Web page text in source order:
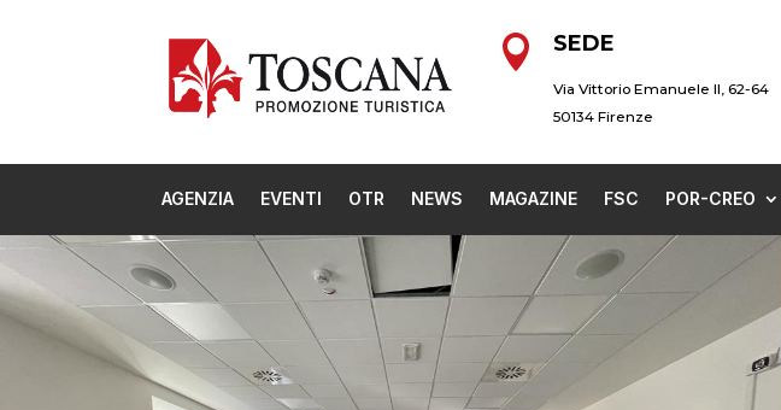
 SEDE
Via Vittorio Emanuele II, 62-64
50134 Firenze
AGENZIA EVENTI OTR NEWS MAGAZINE FSC POR-CREO